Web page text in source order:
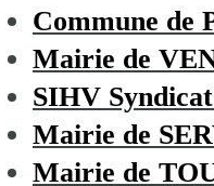
Commune de
Mairie de
SIHV
Mairie de
Mairie de